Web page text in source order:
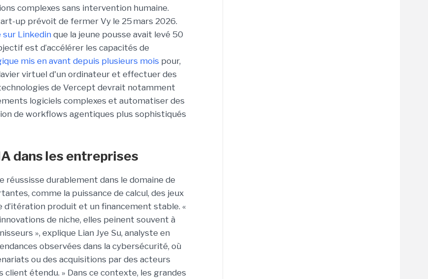
complexes sans intervention humaine.
up prévoit de fermer Vy le 25 mars 2026.
sur Linkedinque la jeune pousse avait levé 50
est d’accélérer les capacités de
mis en avant depuis plusieurs mois pour,
virtuel d'un ordinateur et effectuer des
de Vercept devrait notamment
logiciels complexes et automatiser des
de workflows agentiques plus sophistiqués
dans les entreprises
réussisse durablement dans le domaine de
comme la puissance de calcul, des jeux
d’itération produit et un financement stable. «
de niche, elles peinent souvent à
», explique Lian Jye Su, analyste en
observées dans la cybersécurité, où
ou des acquisitions par des acteurs
client étendu. » Dans ce contexte, les grandes